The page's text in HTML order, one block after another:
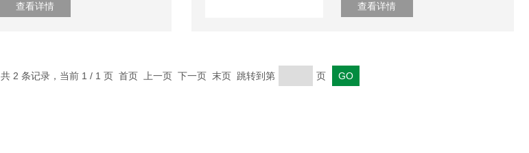
查看详情 查看详情
共 2 条记录，当前 1 / 1 页 首页 上一页 下一页 末页 跳转到第 页